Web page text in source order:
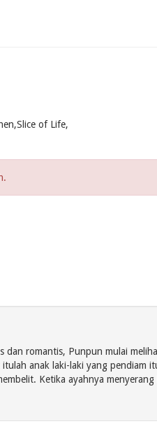
of Life,
romantis, Punpun mulai
anak laki-laki yang pendiam
Ketika ayahnya